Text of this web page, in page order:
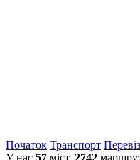
Початок Транспорт
У нас 57 міст, 2742